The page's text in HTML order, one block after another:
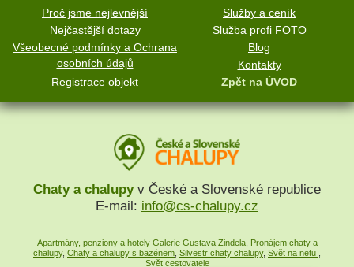
Proč jsme nejlevnější
Služby a ceník
Nejčastější dotazy
Služba profi FOTO
Všeobecné podmínky a Ochrana
osobních údajů
Blog
Kontakty
Registrace objekt
Zpět na ÚVOD
Chaty a chalupyv České a Slovenské republice
E-mail: info@cs-chalupy.cz
Apartmány, penziony a hotely Galerie Gustava Zindela, Pronájem chaty a
chalupy, Chaty a chalupy s bazénem Silvestr chaty chalupy, Svět na netu
Svět cestovatele